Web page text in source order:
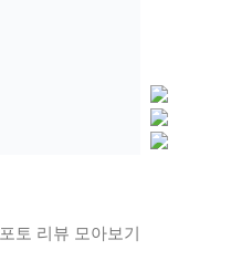
포토 리뷰 모아보기